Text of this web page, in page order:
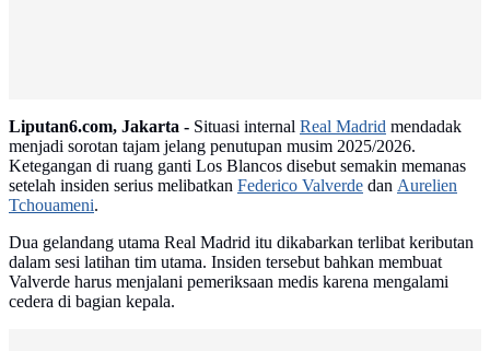
Liputan6.com, Jakarta - Situasi internal Real Madrid mendadak
menjadi sorotan tajam jelang penutupan musim 2025/2026.
Ketegangan di ruang ganti Los Blancos disebut semakin memanas
setelah insiden serius melibatkan Federico Valverde dan Aurelien
Tchouameni.
Dua gelandang utama Real Madrid itu dikabarkan terlibat keributan
dalam sesi latihan tim utama. Insiden tersebut bahkan membuat
Valverde harus menjalani pemeriksaan medis karena mengalami
cedera di bagian kepala.